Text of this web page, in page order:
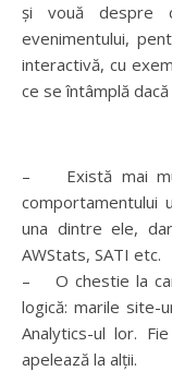
și vouă despre
evenimentului,
interactivă, cu
ce se întâmplă dacă
– Există mai
comportamentului
una dintre ele,
AWStats, SATI etc.
– O chestie la
logică: marile site-
Analytics-ul lor.
apelează la alții.